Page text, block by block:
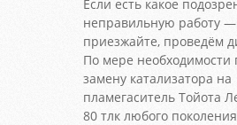
Если есть какое
неправильную работу —
приезжайте, проведём
По мере необходимости
замену катализатора на
пламегаситель Тойота
80 тлк любого